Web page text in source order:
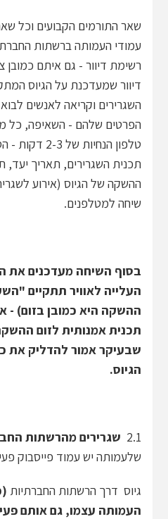
שאר התורמים הקבועים וכל
עמודי העמותה ברשתות
רשימת דיוור - גם איתם
דיוור שמעדכנת על הגיוס
השגרירים וקריאה לאנשים
הפרטים שלהם - השאיפה, כל
טלפון
תכנית השגרירים, תאריך יעד,
ההשקה של הגיוס (אירוע
שיחה למטלפנים.
בסוף השיחה מעדכנים את
העלייה לאוויר תתקיים
ההשקה היא כמובן בזום) -
תכנית אמנותית לזום
שבעיקר אמור להדליק את
הגיוס.
2.1 שגרירים מהרשתות
שלעמותה יש עמוד פייסבוק
גיוס דרך הרשתות החברתיות
העמותה עצמו, גם אותם